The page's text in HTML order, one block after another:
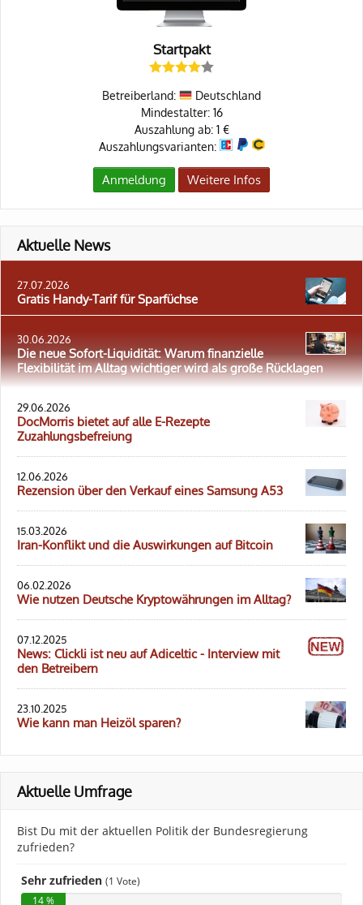
Startpakt
Betreiberland:
Deutschland
Mindestalter: 16
Auszahlung ab: 1 €
Auszahlungsvarianten:
Anmeldung Weitere Infos
Aktuelle News
27.07.2026
Gratis Handy-Tarif für Sparfüchse
30.06.2026
Die neue Sofort-Liquidität: Warum finanzielle
Flexibilität im Alltag wichtiger wird als große Rücklagen
29.06.2026
DocMorris bietet auf alle E-Rezepte
Zuzahlungsbefreiung
12.06.2026
Rezension über den Verkauf eines Samsung A53
15.03.2026
Iran-Konflikt und die Auswirkungen auf Bitcoin
06.02.2026
Wie nutzen Deutsche Kryptowährungen im Alltag?
07.12.2025
News: Clickli ist neu auf Adiceltic - Interview mit
den Betreibern
23.10.2025
Wie kann man Heizöl sparen?
Aktuelle Umfrage